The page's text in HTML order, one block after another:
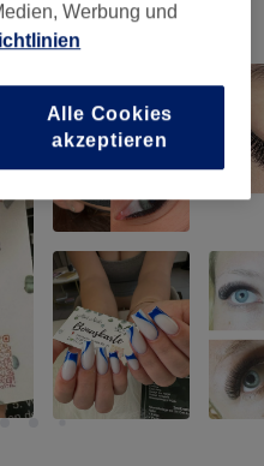
Werbung und
Alle Cookies
akzeptieren